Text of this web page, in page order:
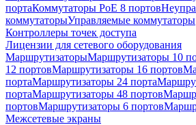
портаКоммутаторы PoE 8 портов
коммутаторыУправляемые коммутаторы
Контроллеры точек доступа
Лицензии для сетевого оборудования
МаршрутизаторыМаршрутизаторы 10
12 портовМаршрутизаторы 16 портов
портаМаршрутизаторы 24 порта
портаМаршрутизаторы 48 портов
портовМаршрутизаторы 6 портов
Межсетевые экраны